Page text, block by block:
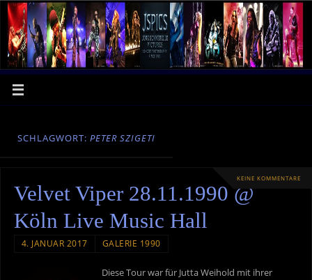
SCHLAGWORT: PETER SZIGETI
KEINE KOMMENTARE
Velvet Viper 28.11.1990 @
Köln Live Music Hall
4. JANUAR 2017 GALERIE 1990
Diese Tour war für Jutta Weihold mit ihrer